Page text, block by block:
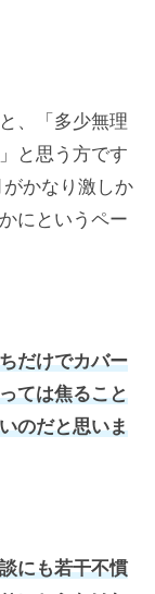
、「多少無理
と思う方です
かなり激しか
にというペー
だけでカバー
ては焦ること
のだと思いま
にも若干不慣